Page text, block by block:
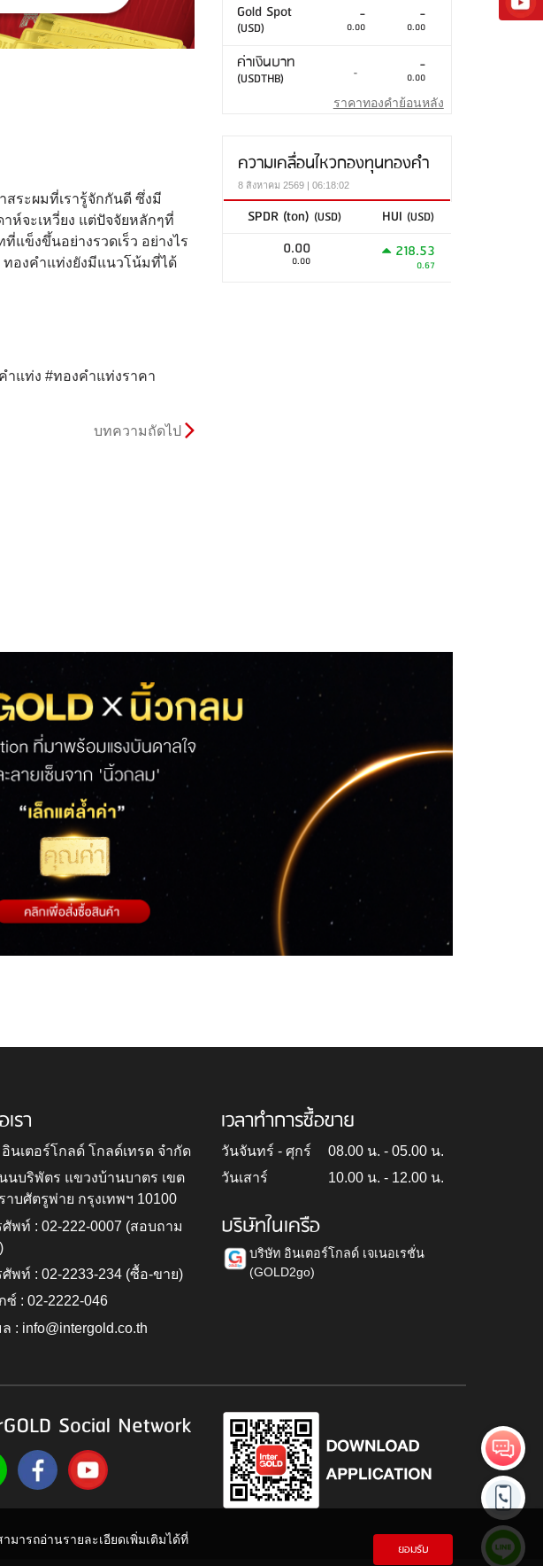
สระผมที่เรารู้จักกันดี ซึ่งมี
ห์จะเหวี่ยง แต่ปัจจัยหลักๆที่
แข็งขึ้นอย่างรวดเร็ว อย่างไร
ทองคำแท่งยังมีแนวโน้มที่ได้
ำแท่ง #ทองคำแท่งราคา
บทความถัดไป
Gold Spot
(USD)
-
0.00
-
0.00
ค่าเงินบาท
(USDTHB) - -
0.00
ราคาทองคำย้อนหลัง
ความเคลื่อนไหวกองทุนทองคำ
8 สิงหาคม 2569 | 06:18:02
SPDR (ton) (USD) HUI (USD)
0.00
0.00 218.53
0.67
รา
นเตอร์โกลด์ โกลด์เทรด จำกัด
นบริพัตร แขวงบ้านบาตร เขต
าบศัตรูพ่าย กรุงเทพฯ 10100
พท์ : 02-222-0007 (สอบถาม
พท์ : 02-2233-234 (ซื้อ-ขาย)
ซ์ : 02-2222-046
ล : info@intergold.co.th
เวลาทำการซื้อขาย
วันจันทร์ - ศุกร์
08.00 น. - 05.00 น.
วันเสาร์
10.00 น. - 12.00 น.
บริษัทในเครือ
บริษัท อินเตอร์โกลด์ เจเนอเรชั่น
(GOLD2go)
Social Network
ารถอ่านรายละเอียดเพิ่มเติมได้ที่
ยอมรับ